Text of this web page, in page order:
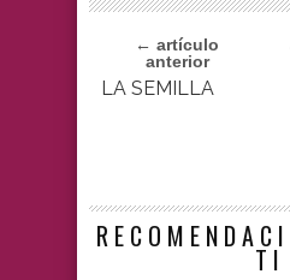
← artículo
anterior
LA SEMILLA
TI